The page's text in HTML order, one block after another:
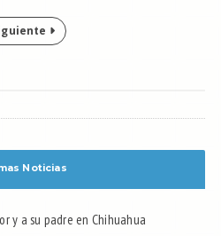
Noticias
y a su padre en Chihuahua